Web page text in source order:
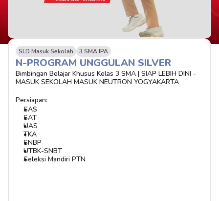
SLD Masuk Sekolah 3 SMA IPA
N-PROGRAM UNGGULAN SILVER
Bimbingan Belajar Khusus Kelas 3 SMA | SIAP LEBIH DINI -
MASUK SEKOLAH MASUK NEUTRON YOGYAKARTA
Persiapan:
SAS
SAT
UAS
TKA
SNBP
UTBK-SNBT
Seleksi Mandiri PTN